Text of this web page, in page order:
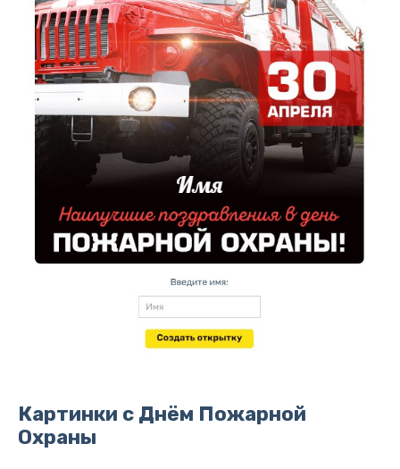
Картинки с Днём Пожарной
Охраны